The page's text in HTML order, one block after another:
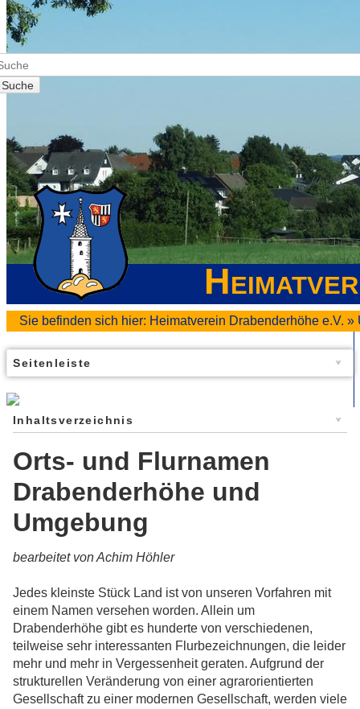
Suche
Sie befinden sich hier: Heimatverein Drabenderhöhe e.V. »
Seitenleiste
Inhaltsverzeichnis
Orts- und Flurnamen
Drabenderhöhe und
Umgebung
bearbeitet von Achim Höhler
Jedes kleinste Stück Land ist von unseren Vorfahren mit
einem Namen versehen worden. Allein um
Drabenderhöhe gibt es hunderte von verschiedenen,
teilweise sehr interessanten Flurbezeichnungen, die leider
mehr und mehr in Vergessenheit geraten. Aufgrund der
strukturellen Veränderung von einer agrarorientierten
Gesellschaft zu einer modernen Gesellschaft, werden viele